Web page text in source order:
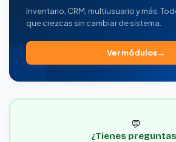
Inventario, CRM, multiusuario y más.
que crezcas sin cambiar de sistema.
Ver módulos
💬
¿Tienes